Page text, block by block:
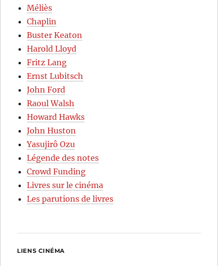
Méliès
Chaplin
Buster Keaton
Harold Lloyd
Fritz Lang
Ernst Lubitsch
John Ford
Raoul Walsh
Howard Hawks
John Huston
Yasujirô Ozu
Légende des notes
Crowd Funding
Livres sur le cinéma
Les parutions de livres
LIENS CINÉMA